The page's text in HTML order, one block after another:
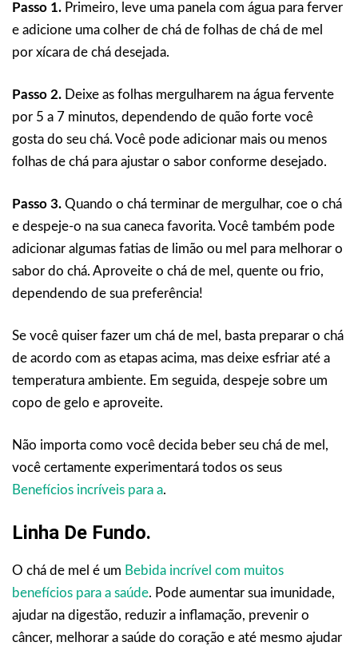
Passo 1. Primeiro, leve uma panela com água para ferver
e adicione uma colher de chá de folhas de chá de mel
por xícara de chá desejada.
Passo 2. Deixe as folhas mergulharem na água fervente
por 5 a 7 minutos, dependendo de quão forte você
gosta do seu chá. Você pode adicionar mais ou menos
folhas de chá para ajustar o sabor conforme desejado.
Passo 3. Quando o chá terminar de mergulhar, coe o chá
e despeje-o na sua caneca favorita. Você também pode
adicionar algumas fatias de limão ou mel para melhorar o
sabor do chá. Aproveite o chá de mel, quente ou frio,
dependendo de sua preferência!
Se você quiser fazer um chá de mel, basta preparar o chá
de acordo com as etapas acima, mas deixe esfriar até a
temperatura ambiente. Em seguida, despeje sobre um
copo de gelo e aproveite.
Não importa como você decida beber seu chá de mel,
você certamente experimentará todos os seus
Benefícios incríveis para a.
Linha De Fundo.
O chá de mel é um Bebida incrível com muitos
benefícios para a saúde. Pode aumentar sua imunidade,
ajudar na digestão, reduzir a inflamação, prevenir o
câncer, melhorar a saúde do coração e até mesmo ajudar